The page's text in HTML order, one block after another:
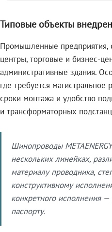
Типовые объекты
Промышленные предприятия,
центры, торговые и бизнес-
административные здания.
где требуется магистральное
сроки монтажа и удобство
и трансформаторных
Шинопроводы
нескольких линейках,
материалу проводника,
конструктивному
конкретного исполнения —
паспорту.